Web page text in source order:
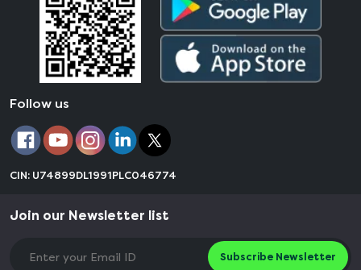
Follow us
CIN: U74899DL1991PLC046774
Join our Newsletter list
Subscribe Newsletter